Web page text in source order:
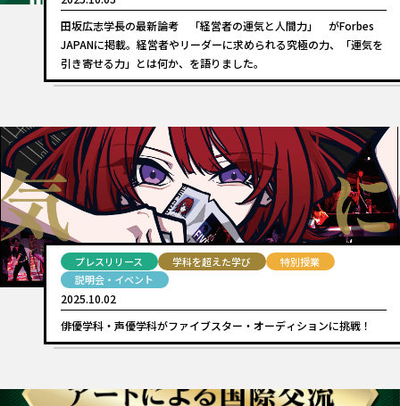
田坂広志学長の最新論考 「経営者の運気と人間力」 がForbes
JAPANに掲載。経営者やリーダーに求められる究極の力、「運気を
引き寄せる力」とは何か、を語りました。
プレスリリース 学科を超えた学び
特別授業
説明会・イベント
2025.10.02
俳優学科・声優学科がファイブスター・オーディションに挑戦！